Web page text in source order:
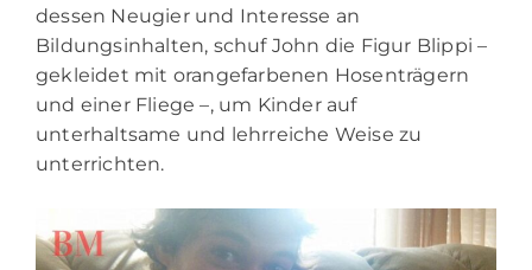
dessen Neugier und Interesse an
Bildungsinhalten, schuf John die Figur Blippi –
gekleidet mit orangefarbenen Hosenträgern
und einer Fliege –, um Kinder auf
unterhaltsame und lehrreiche Weise zu
unterrichten.